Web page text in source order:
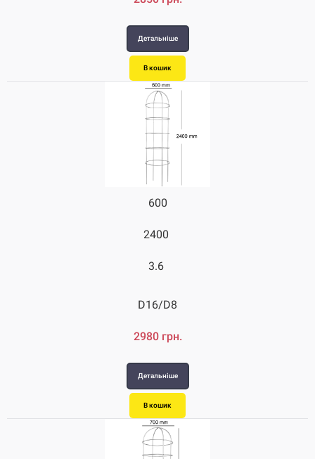
Детальніше
В кошик
600
2400
3.6
D16/D8
2980 грн.
Детальніше
В кошик